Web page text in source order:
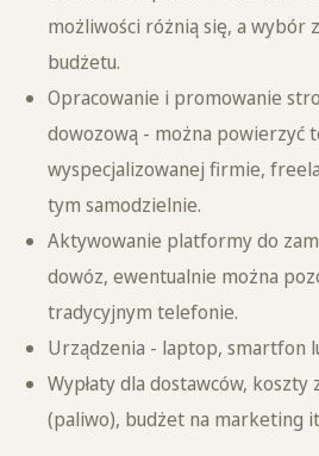
możliwości różnią się, a wybór
budżetu.
Opracowanie i promowanie
dowozową - można powierzyć
wyspecjalizowanej firmie,
tym samodzielnie.
Aktywowanie platformy do
dowóz, ewentualnie można
tradycyjnym telefonie.
Urządzenia - laptop, smartfon
Wypłaty dla dostawców, koszty
(paliwo), budżet na marketing